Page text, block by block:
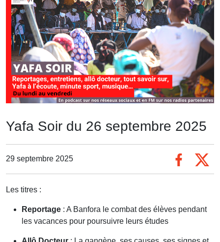
Yafa Soir du 26 septembre 2025
29 septembre 2025
Les titres :
Reportage : A Banfora le combat des élèves pendant
les vacances pour poursuivre leurs études